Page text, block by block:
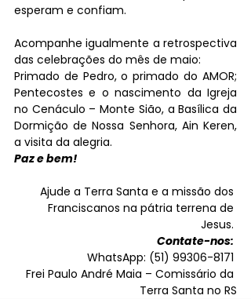
esperam e confiam.
Acompanhe igualmente a retrospectiva
das celebrações do mês de maio:
Primado de Pedro, o primado do AMOR;
Pentecostes e o nascimento da Igreja
no Cenáculo – Monte Sião, a Basílica da
Dormição de Nossa Senhora, Ain Keren,
a visita da alegria.
Paz e bem!
Ajude a Terra Santa e a missão dos
Franciscanos na pátria terrena de
Jesus.
Contate-nos:
WhatsApp: (51) 99306-8171
Frei Paulo André Maia – Comissário da
Terra Santa no RS